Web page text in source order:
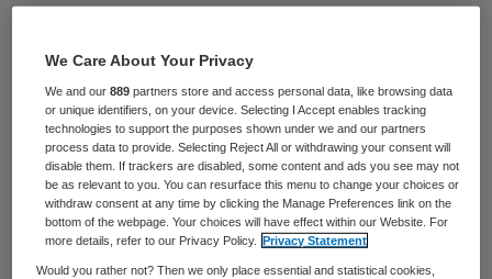
We Care About Your Privacy
We and our889 partners store and access personal data, like browsing data
or unique identifiers, on your device. Selecting I Accept enables tracking
technologies to support the purposes shown under we and our partners
process data to provide. Selecting Reject All or withdrawing your consent will
disable them. If trackers are disabled, some content and ads you see may not
be as relevant to you. You can resurface this menu to change your choices or
withdraw consent at any time by clicking the Manage Preferences link on the
bottom of the webpage. Your choices will have effect within our Website. For
more details, refer to our Privacy Policy.
Privacy Statement
Would you rather not? Then we only place essential and statistical cookies,